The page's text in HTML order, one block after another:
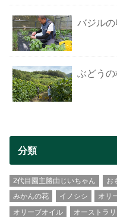
バジルの
ぶどうの
分類
2代目園主勝由じいちゃん お
みかんの花
イノシシ オリ
オリーブオイル
オーストラ